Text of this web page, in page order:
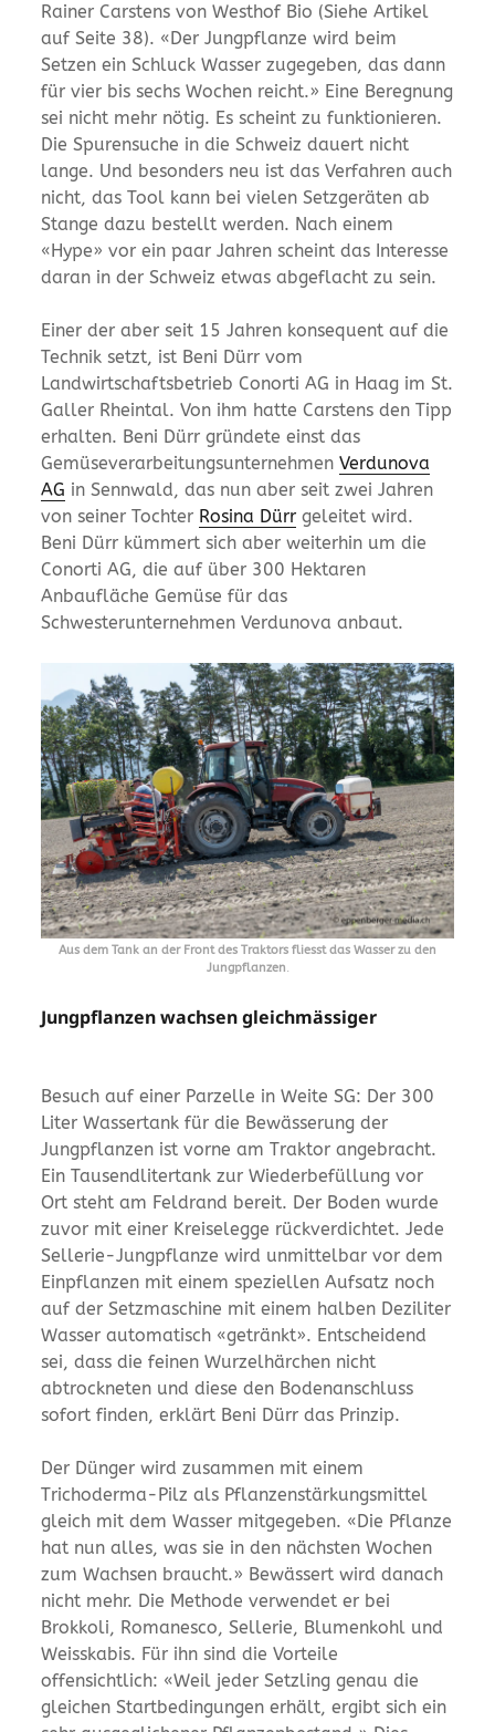
Rainer Carstens von Westhof Bio (Siehe Artikel
auf Seite 38). «Der Jungpflanze wird beim
Setzen ein Schluck Wasser zugegeben, das dann
für vier bis sechs Wochen reicht.» Eine Beregnung
sei nicht mehr nötig. Es scheint zu funktionieren.
Die Spurensuche in die Schweiz dauert nicht
lange. Und besonders neu ist das Verfahren auch
nicht, das Tool kann bei vielen Setzgeräten ab
Stange dazu bestellt werden. Nach einem
«Hype» vor ein paar Jahren scheint das Interesse
daran in der Schweiz etwas abgeflacht zu sein.
Einer der aber seit 15 Jahren konsequent auf die
Technik setzt, ist Beni Dürr vom
Landwirtschaftsbetrieb Conorti AG in Haag im St.
Galler Rheintal. Von ihm hatte Carstens den Tipp
erhalten. Beni Dürr gründete einst das
Gemüsever­arbeitungsunternehmenVerdunova
AG in Sennwald, das nun aber seit zwei Jahren
von seiner Tochter Rosina Dürr geleitet wird.
Beni Dürr kümmert sich aber weiterhin um die
Conorti AG, die auf über 300 Hektaren
Anbaufläche Gemüse für das
Schwesterunternehmen Verdunova anbaut.
Aus dem Tank an der Front des Traktors fliesst das Wasser zu den
Jungpflanzen.
Jungpflanzen wachsen gleichmässiger
Besuch auf einer Parzelle in Weite SG: Der 300
Liter Wassertank für die Bewässerung der
Jungpflanzen ist vorne am Traktor angebracht.
Ein Tausendlitertank zur Wiederbefüllung vor
Ort steht am Feldrand bereit. Der Boden wurde
zuvor mit einer Kreiselegge rückverdichtet. Jede
Sellerie-Jungpflanze wird unmittelbar vor dem
Einpflanzen mit einem speziellen Aufsatz noch
auf der Setzmaschine mit einem halben Deziliter
Wasser automatisch «getränkt». Entscheidend
sei, dass die feinen Wurzelhärchen nicht
abtrockneten und diese den Bodenanschluss
sofort finden, erklärt Beni Dürr das Prinzip.
Der Dünger wird zusammen mit einem
Trichoderma-Pilz als Pflanzenstärkungsmittel
gleich mit dem Wasser mitgegeben. «Die Pflanze
hat nun alles, was sie in den nächsten Wochen
zum Wachsen braucht.» Bewässert wird danach
nicht mehr. Die Methode verwendet er bei
Brokkoli, Romanesco, Sellerie, Blumenkohl und
Weisskabis. Für ihn sind die Vorteile
offensichtlich: «Weil jeder Setzling genau die
gleichen Startbedingungen erhält, ergibt sich ein